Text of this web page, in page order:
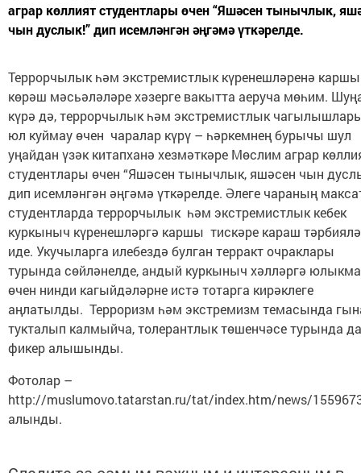
аграр көллият студентлары өчен “Яшәсен тынычлык,
чын дуслык!” дип исемләнгән әңгәмә үткәрелде.
Террорчылык һәм экстремистлык күренешләренә каршы
көрәш мәсьәләләре хәзерге вакытта аеруча мөһим.
күрә дә, террорчылык һәм экстремистлык
юл куймау өчен чаралар күрү – һәркемнең бурычы шул
уңайдан үзәк китапханә хезмәткәре Мөслим аграр
студентлары өчен “Яшәсен тынычлык, яшәсен чын
дип исемләнгән әңгәмә үткәрелде. Әлеге чараның
студентларда террорчылык һәм экстремистлык кебек
куркыныч күренешләргә каршы тискәре караш
иде. Укучыларга илебездә булган терракт очраклары
турында сөйләнелде, андый куркыныч хәлләргә
өчен нинди кагыйдәләрне истә тотарга кирәклеге
аңлатылды. Терроризм һәм экстремизм темасында
тукталып калмыйча, толерантлык төшенчәсе турында да
фикер алышынды.
Фотолар –
http://muslumovo.tatarstan.ru/tat/index.htm/news/
алынды.